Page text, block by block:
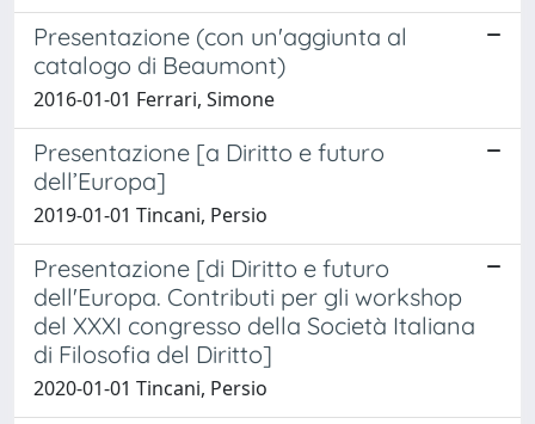
Presentazione (con un'aggiunta al
catalogo di Beaumont)
2016-01-01 Ferrari, Simone
Presentazione [a Diritto e futuro
dell’Europa]
2019-01-01 Tincani, Persio
Presentazione [di Diritto e futuro
dell'Europa. Contributi per gli workshop
del XXXI congresso della Società Italiana
di Filosofia del Diritto]
2020-01-01 Tincani, Persio